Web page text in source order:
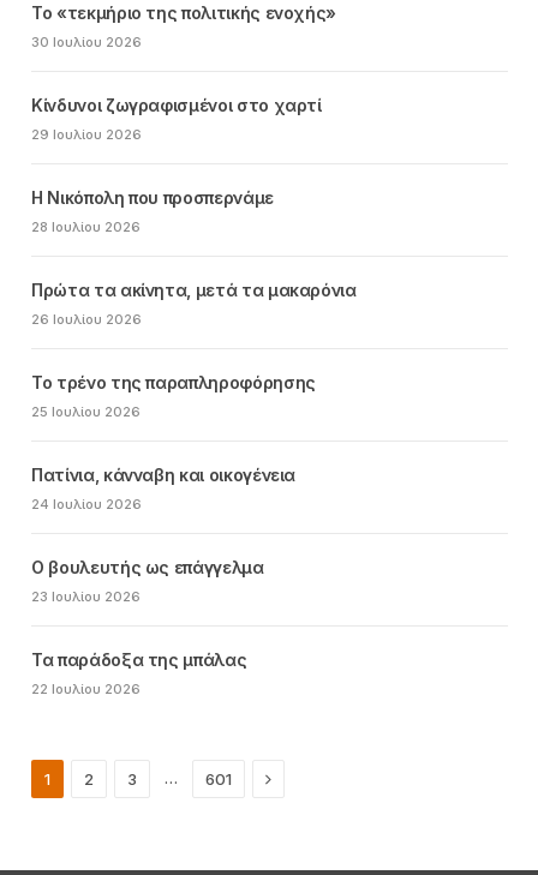
Το «τεκμήριο της πολιτικής ενοχής»
30 Ιουλίου 2026
Κίνδυνοι ζωγραφισμένοι στο χαρτί
29 Ιουλίου 2026
Η Νικόπολη που προσπερνάμε
28 Ιουλίου 2026
Πρώτα τα ακίνητα, μετά τα μακαρόνια
26 Ιουλίου 2026
Το τρένο της παραπληροφόρησης
25 Ιουλίου 2026
Πατίνια, κάνναβη και οικογένεια
24 Ιουλίου 2026
Ο βουλευτής ως επάγγελμα
23 Ιουλίου 2026
Τα παράδοξα της μπάλας
22 Ιουλίου 2026
1 2 3 … 601 Next